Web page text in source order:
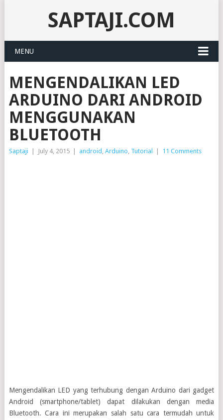
SAPTAJI.COM
MENU
MENGENDALIKAN LED
ARDUINO DARI ANDROID
MENGGUNAKAN
BLUETOOTH
Saptaji July 4, 2015 android , Arduino, Tutorial 11 Comments
Mengendalikan LED yang terhubung dengan Arduino dari gadget
Android (smartphone/tablet) dapat dilakukan dengan media
Bluetooth. Cara ini merupakan salah satu cara termudah untuk